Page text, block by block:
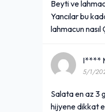
Beyti ve
Yancılar bu
lahmacun
I****
5/1/
Salata en az 3
hijyene dikkat